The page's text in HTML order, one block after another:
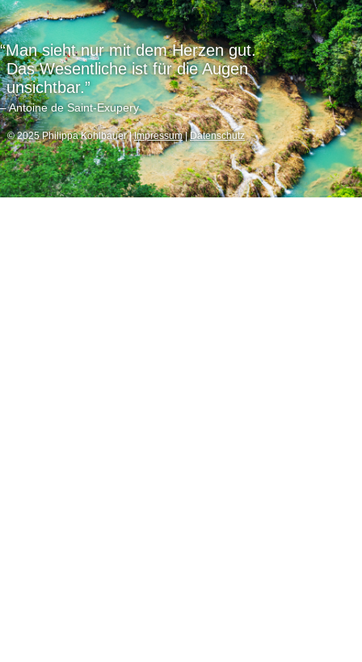
“Man sieht nur mit dem Herzen gut.
Das Wesentliche ist für die Augen
unsichtbar.”
– Antoine de Saint-Exupery
© 2025 Philippa Kohlbauer |Impressum|Datenschutz